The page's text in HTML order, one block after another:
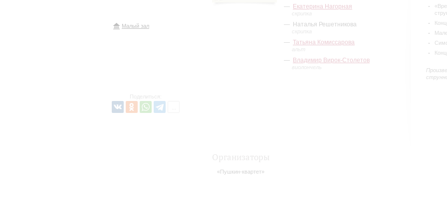
Малый зал
Поделиться:
Екатерина Нагорная
скрипка
Наталья Решетникова
скрипка
Татьяна Комиссарова
альт
Владимир Вирок-Столетов
виолончель
«Пушкин-квартет»